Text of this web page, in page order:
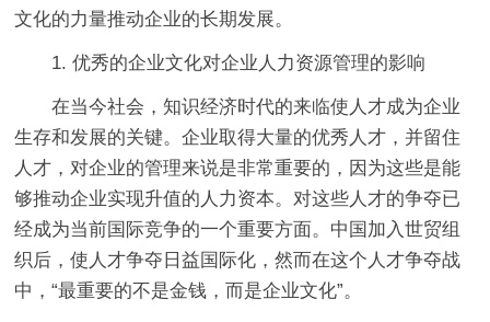
文化的力量推动企业的长期发展。
1. 优秀的企业文化对企业人力资源管理的影响
在当今社会，知识经济时代的来临使人才成为企业
生存和发展的关键。企业取得大量的优秀人才，并留住
人才，对企业的管理来说是非常重要的，因为这些是能
够推动企业实现升值的人力资本。对这些人才的争夺已
经成为当前国际竞争的一个重要方面。中国加入世贸组
织后，使人才争夺日益国际化，然而在这个人才争夺战
中，“最重要的不是金钱，而是企业文化”。